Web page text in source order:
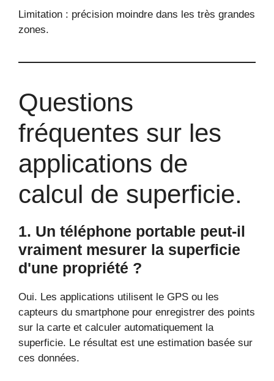
Limitation : précision moindre dans les très grandes
zones.
Questions
fréquentes sur les
applications de
calcul de superficie.
1. Un téléphone portable peut-il
vraiment mesurer la superficie
d'une propriété ?
Oui. Les applications utilisent le GPS ou les
capteurs du smartphone pour enregistrer des points
sur la carte et calculer automatiquement la
superficie. Le résultat est une estimation basée sur
ces données.